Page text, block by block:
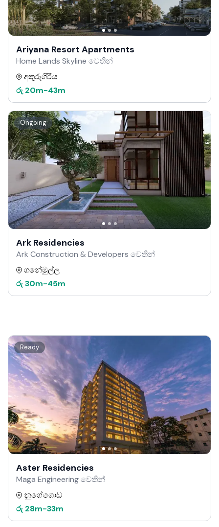
Ariyana Resort Apartments
Home Lands Skyline වෙතින්
අතුරුගිරිය
රු 20m-43m
Ongoing
Ark Residencies
Ark Construction & Developers වෙතින්
ගනේමුල්ල
රු 30m-45m
Ready
Aster Residencies
Maga Engineering වෙතින්
නුගේගොඩ
රු 28m-33m